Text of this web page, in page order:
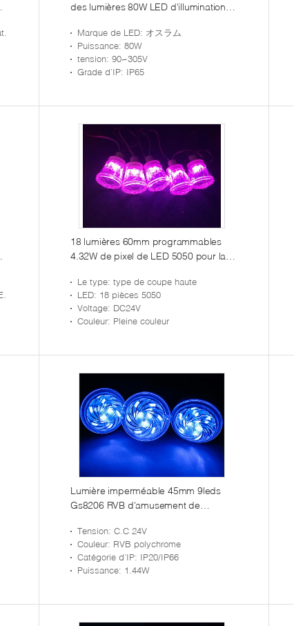
des lumières 80W LED d'illumination
Marque de LED: オスラム
Puissance: 80W
tension: 90~305V
Grade d'IP: IP65
18 lumières 60mm programmables
4.32W de pixel de LED 5050 pour la
Le type: type de coupe haute
LED: 18 pièces 5050
Voltage: DC24V
Couleur: Pleine couleur
Lumière imperméable 45mm 9leds
Gs8206 RVB d'amusement de
Tension: C.C 24V
Couleur: RVB polychrome
Catégorie d'IP: IP20/IP66
Puissance: 1.44W